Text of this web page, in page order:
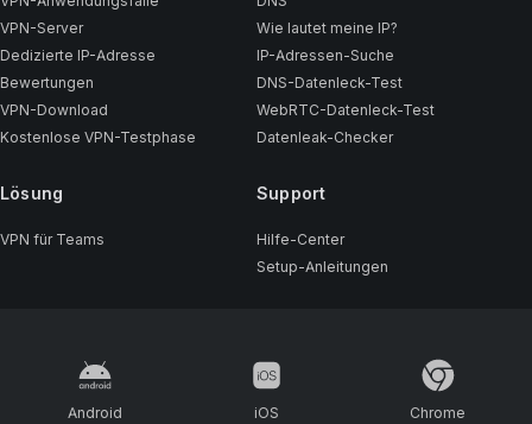
VPN-Server
Dedizierte IP-Adresse
Bewertungen
VPN-Download
Kostenlose VPN-Testphase
Lösung
VPN für Teams
Wie lautet meine IP?
IP-Adressen-Suche
DNS-Datenleck-Test
WebRTC-Datenleck-Test
Datenleak-Checker
Support
Hilfe-Center
Setup-Anleitungen
Android iOS Chrome